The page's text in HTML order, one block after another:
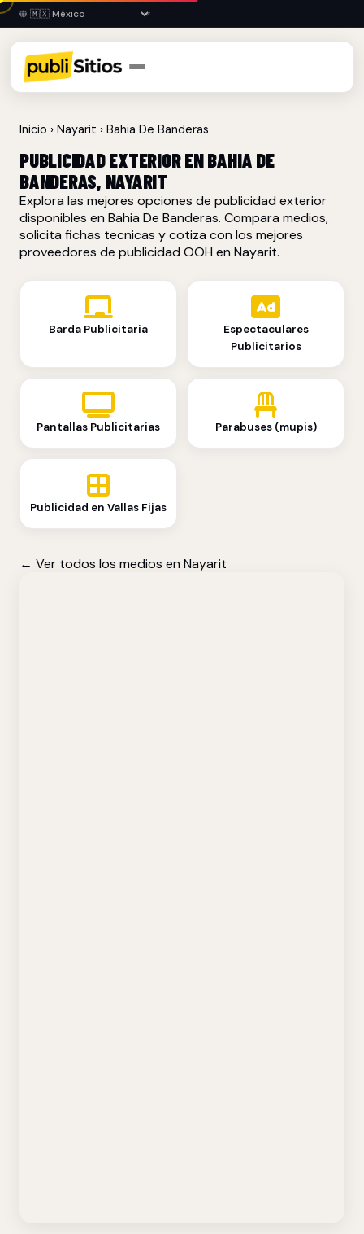
Inicio › Nayarit › Bahia De Banderas
PUBLICIDAD EXTERIOR EN BAHIA DE
BANDERAS, NAYARIT
Explora las mejores opciones de publicidad exterior
disponibles en Bahia De Banderas. Compara medios,
solicita fichas tecnicas y cotiza con los mejores
proveedores de publicidad OOH en Nayarit.
Barda Publicitaria
Espectaculares
Publicitarios
Pantallas Publicitarias Parabuses (mupis)
Publicidad en Vallas Fijas
← Ver todos los medios en Nayarit